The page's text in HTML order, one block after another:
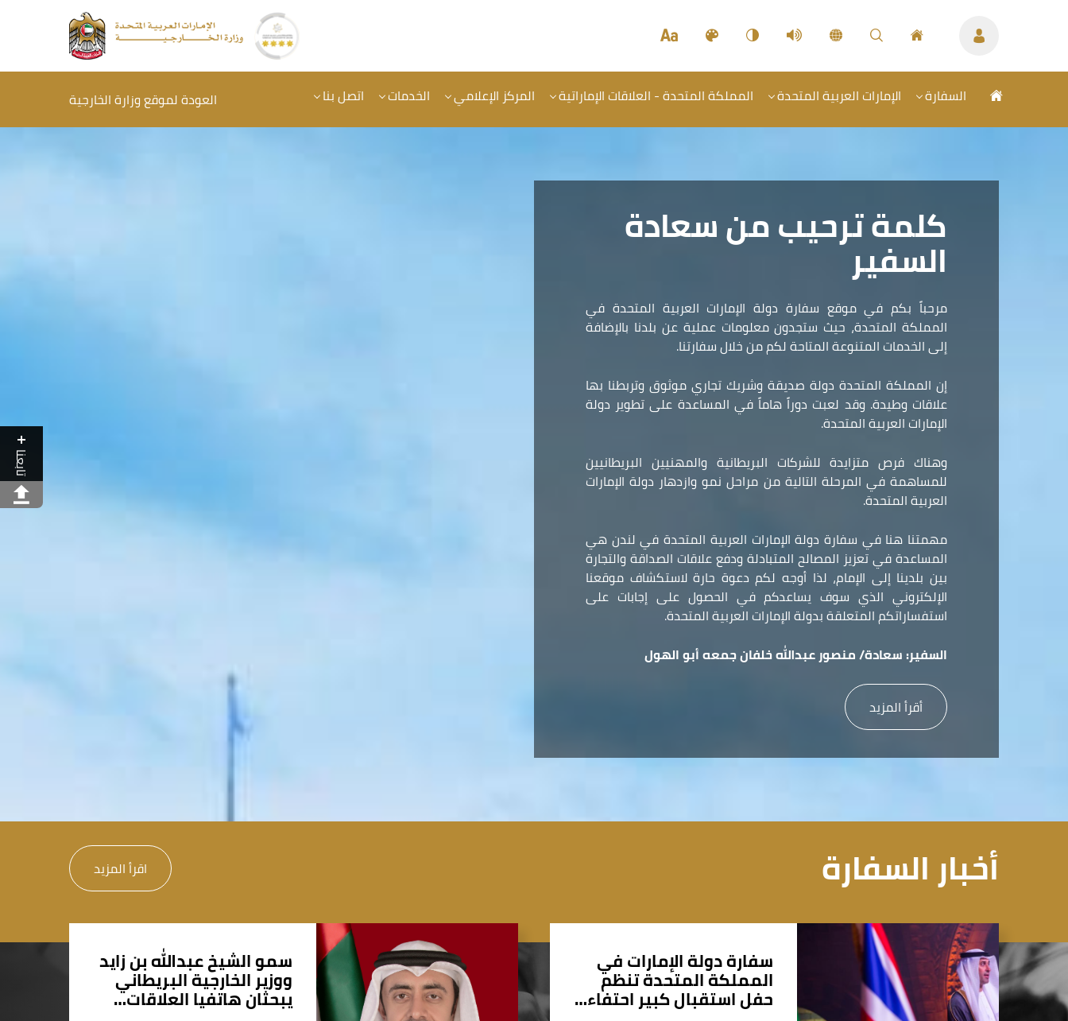
تابعنا
السفارة الإمارات العربية المتحدة المملكة المتحدة - العلاقات الإماراتية المركز الإعلامي الخدمات اتصل بنا العودة لموقع وزارة الخارجية
كلمة ترحيب من سعادة
السفير
مرحباً بكم في موقع سفارة دولة الإمارات العربية المتحدة في
المملكة المتحدة، حيث ستجدون معلومات عملية عن بلدنا بالإضافة
إلى الخدمات المتنوعة المتاحة لكم من خلال سفارتنا.
إن المملكة المتحدة دولة صديقة وشريك تجاري موثوق وتربطنا بها
علاقات وطيدة. وقد لعبت دوراً هاماً في المساعدة على تطوير دولة
الإمارات العربية المتحدة.
وهناك فرص متزايدة للشركات البريطانية والمهنيين البريطانيين
للمساهمة في المرحلة التالية من مراحل نمو وازدهار دولة الإمارات
العربية المتحدة.
مهمتنا هنا في سفارة دولة الإمارات العربية المتحدة في لندن هي
المساعدة في تعزيز المصالح المتبادلة ودفع علاقات الصداقة والتجارة
بين بلدينا إلى الإمام، لذا أوجه لكم دعوة حارة لاستكشاف موقعنا
الإلكتروني الذي سوف يساعدكم في الحصول على إجابات على
استفساراتكم المتعلقة بدولة الإمارات العربية المتحدة.
السفير: سعادة/ منصور عبدالله خلفان جمعه أبو الهول
أقرأ المزيد
أخبار السفارة اقرأ المزيد
سفارة دولة الإمارات في
المملكة المتحدة تنظم
حفل استقبال كبير احتفاء…
سمو الشيخ عبدالله بن زايد
ووزير الخارجية البريطاني
يبحثان هاتفيا العلاقات…